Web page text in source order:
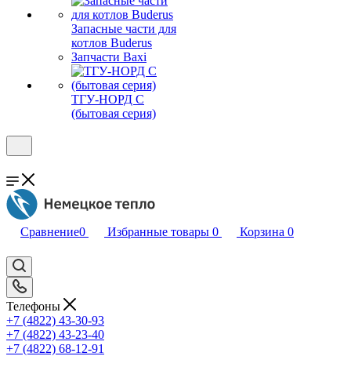
Запасные части для
котлов Buderus
Запчасти Baxi
ТГУ-НОРД С
(бытовая серия)
Сравнение0 Избранные товары 0 Корзина 0
Телефоны
+7 (4822) 43-30-93
+7 (4822) 43-23-40
+7 (4822) 68-12-91